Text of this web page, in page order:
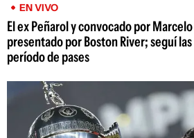
EN VIVO
El ex Peñarol y convocado por
presentado por Boston River; seguí
período de pases